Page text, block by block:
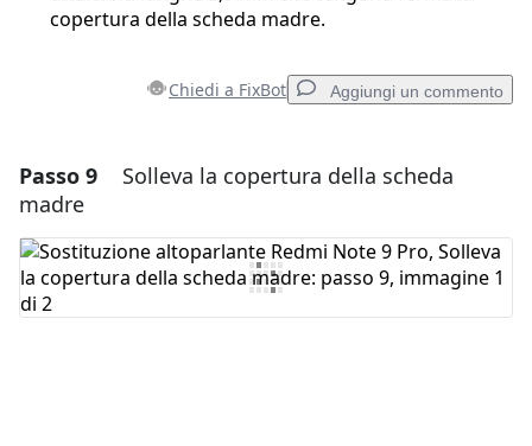
copertura della scheda madre.
Chiedi a FixBot Aggiungi un commento
Aggiungi un commento
Aggiungi Commento
Passo 9
Solleva la copertura della scheda
madre